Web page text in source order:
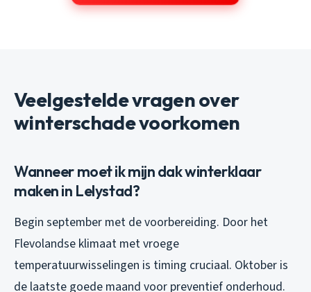
Veelgestelde vragen over
winterschade voorkomen
Wanneer moet ik mijn dak winterklaar
maken in Lelystad?
Begin september met de voorbereiding. Door het
Flevolandse klimaat met vroege
temperatuurwisselingen is timing cruciaal. Oktober is
de laatste goede maand voor preventief onderhoud.